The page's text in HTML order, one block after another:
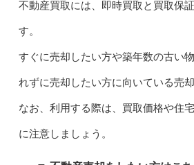
不動産買取には、即時買取と買取保
す。
すぐに売却したい方や築年数の古い
れずに売却したい方に向いている売却
なお、利用する際は、買取価格や住
に注意しましょう。